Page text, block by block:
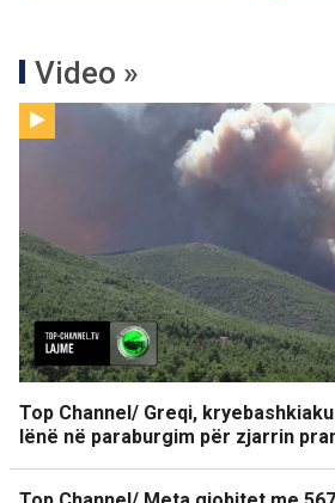
Video »
Top Channel/ Greqi,
lënë në paraburgim për zjarrin